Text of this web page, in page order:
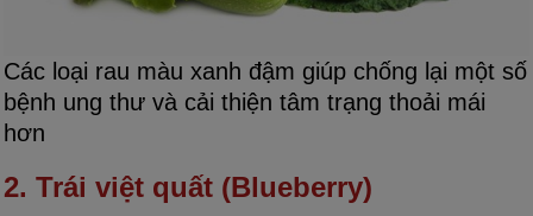
Các loại rau màu xanh đậm giúp chống lại một số
bệnh ung thư và cải thiện tâm trạng thoải mái
hơn
2. Trái việt quất (Blueberry)